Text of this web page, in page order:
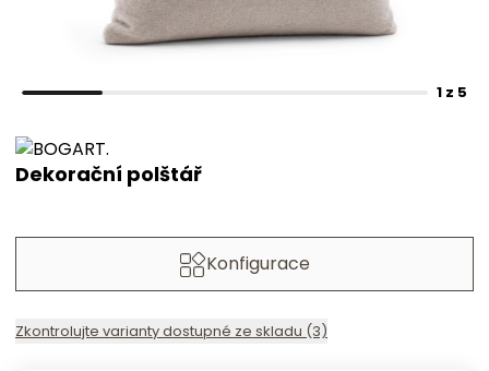
1 z 5
Dekorační polštář
Konfigurace
Zkontrolujte varianty dostupné ze skladu (3)